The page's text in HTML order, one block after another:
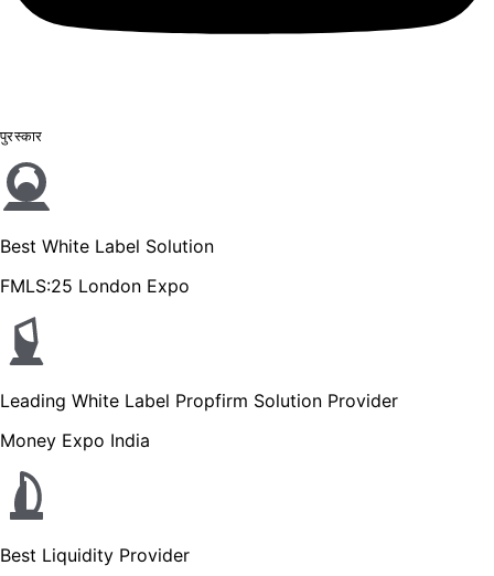
पुरस्कार
Best White Label Solution
FMLS:25 London Expo
Leading White Label Propfirm Solution Provider
Money Expo India
Best Liquidity Provider